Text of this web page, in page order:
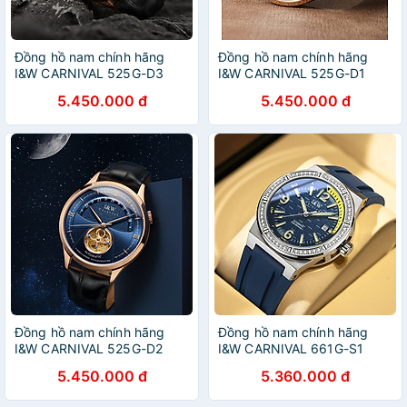
Đồng hồ nam chính hãng
I&W CARNIVAL 525G-D3
xước,Chống nước 30m ,Bảo
hành dài hạn,Máy cơ
(Automatic),Dây da cao
cấp,thiết kế lộ cơ thể thao
5.450.000 đ
Đồng hồ nam chính hãng
I&W CARNIVAL 525G-D1
xước,Chống nước 30m ,Bảo
hành dài hạn,Máy cơ
(Automatic),Dây da cao
cấp,thiết kế lộ cơ thể thao
5.450.000 đ
Đồng hồ nam chính hãng
I&W CARNIVAL 525G-D2
xước,Chống nước 30m ,Bảo
hành dài hạn,Máy cơ
5.450.000 đ
Đồng hồ nam chính hãng
I&W CARNIVAL 661G-S1
sapphire ,chống
xước,Chống nước ,Bảo hành
5.360.000 đ